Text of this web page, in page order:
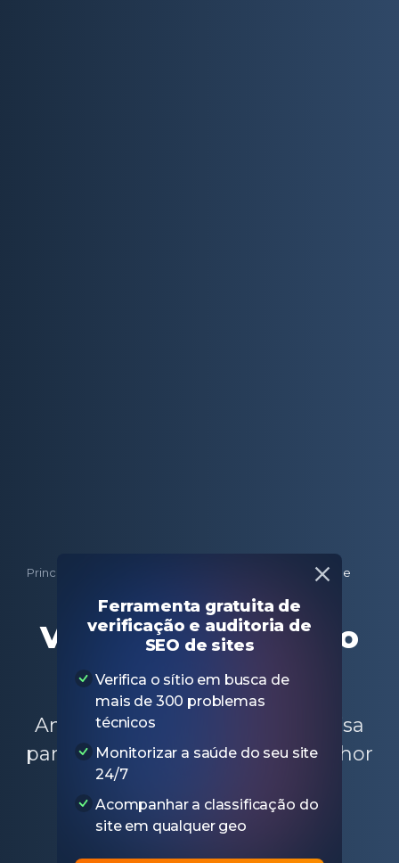
Principal Verificador SERP do Google
Verificador SERP do
Google
Analise os resultados da pesquisa
para as palavras-chave com melhor
classificação do seu site e
identifique seus principais
concorrentes
Ferramenta gratuita de
verificação e auditoria de
SEO de sites
Verifica o sítio em busca de
mais de 300 problemas
técnicos
Monitorizar a saúde do seu site
24/7
Acompanhar a classificação do
site em qualquer geo